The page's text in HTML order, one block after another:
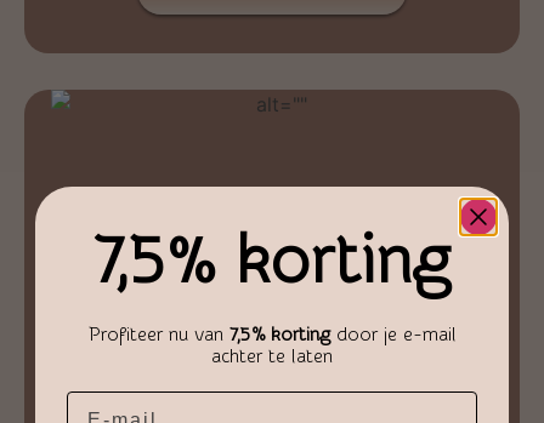
7,5% korting
Profiteer nu van 7,5% kortingdoor je e-mail
achter te laten
Email